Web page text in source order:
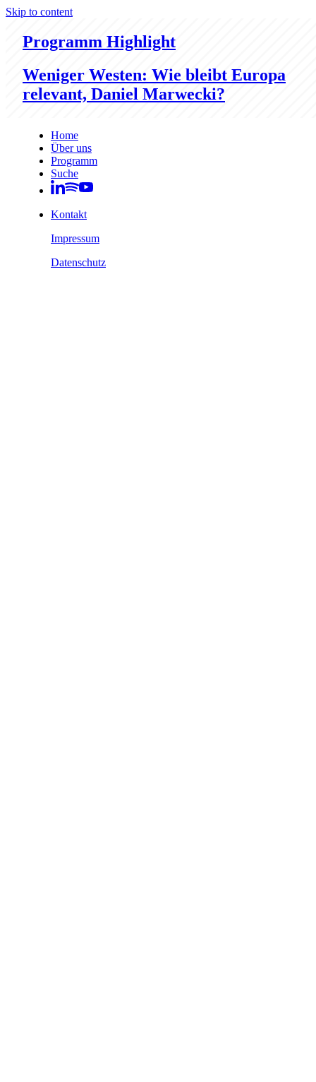
Skip to content
Programm Highlight
Weniger Westen: Wie bleibt Europa
relevant, Daniel Marwecki?
Home
Über uns
Programm
Suche
Kontakt
Impressum
Datenschutz